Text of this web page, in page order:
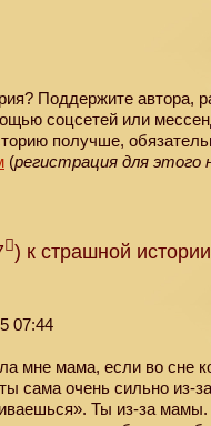
Поддержите автора,
соцсетей или
получше,
(регистрация для этого
) к страшной
07:44
мне мама, если во сне
сама очень сильно из-за
Ты из-за